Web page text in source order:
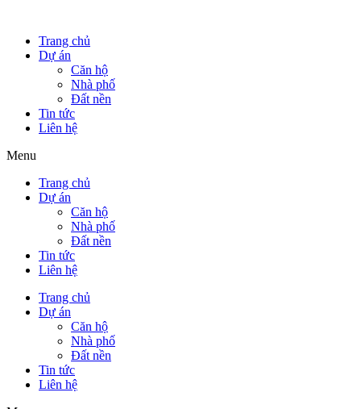
Trang chủ
Dự án
Căn hộ
Nhà phố
Đất nền
Tin tức
Liên hệ
Menu
Trang chủ
Dự án
Căn hộ
Nhà phố
Đất nền
Tin tức
Liên hệ
Trang chủ
Dự án
Căn hộ
Nhà phố
Đất nền
Tin tức
Liên hệ